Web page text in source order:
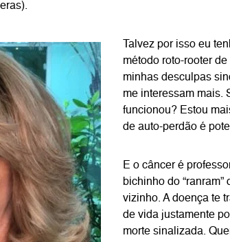
Talvez por isso eu
método roto-rooter
minhas desculpas
me interessam mais.
funcionou? Estou
de auto-perdão é
E o câncer é
bichinho do “ranram”
vizinho. A doença te
de vida justamente
morte sinalizada.